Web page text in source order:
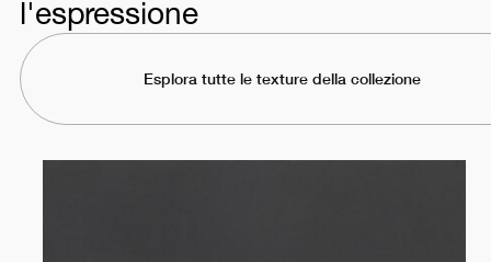
l'espressione
Esplora tutte le texture della collezione